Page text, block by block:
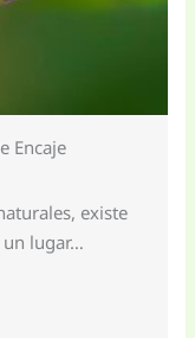
Encaje
existe
un lugar…